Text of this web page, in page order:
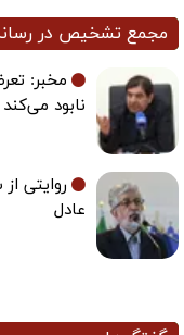
مجمع تشخیص در
مخبر:
نابود می‌کند
روایتی
عادل